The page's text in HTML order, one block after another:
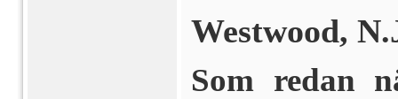
Westwood,
Som redan